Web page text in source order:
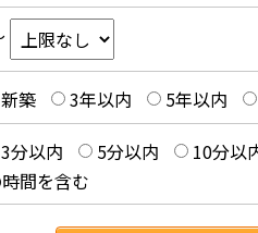
新築 3年以内 5年以内
3分以内 5分以内 10分以
間を含む